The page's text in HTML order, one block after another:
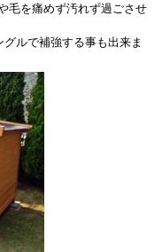
毛を痛めず汚れず過ごさせ
ルで補強する事も出来ま